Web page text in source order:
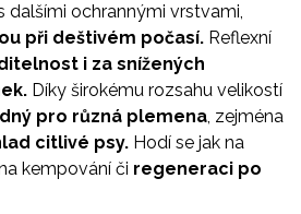
dalšími ochrannými vrstvami,
při deštivém počasí. Reflexní
i za snížených
Díky širokému rozsahu velikostí
pro různá plemena, zejména
citlivé psy. Hodí se jak na
kempování či regeneraci po